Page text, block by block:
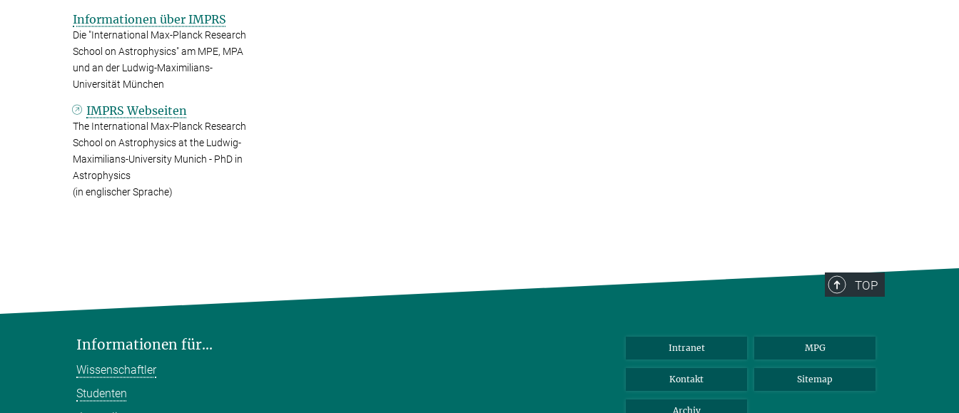
Informationen über IMPRS
Die "International Max-Planck Research
School on Astrophysics" am MPE, MPA
und an der Ludwig-Maximilians-
Universität München
IMPRS Webseiten
The International Max-Planck Research
School on Astrophysics at the Ludwig-
Maximilians-University Munich - PhD in
Astrophysics
(in englischer Sprache)
TOP
Informationen für...
Wissenschaftler
Studenten
Intranet MPG
Kontakt Sitemap
Archiv